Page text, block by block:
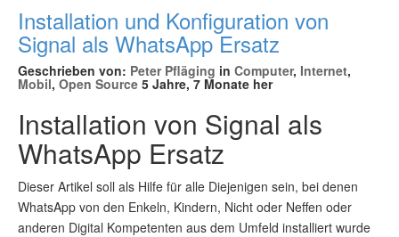
Installation und Konfiguration von
Signal als WhatsApp Ersatz
Geschrieben von: Peter Pfläging in Computer, Internet,
Mobil, Open Source 5 Jahre, 7 Monate her
Installation von Signal als
WhatsApp Ersatz
Dieser Artikel soll als Hilfe für alle Diejenigen sein, bei denen
WhatsApp von den Enkeln, Kindern, Nicht oder Neffen oder
anderen Digital Kompetenten aus dem Umfeld installiert wurde